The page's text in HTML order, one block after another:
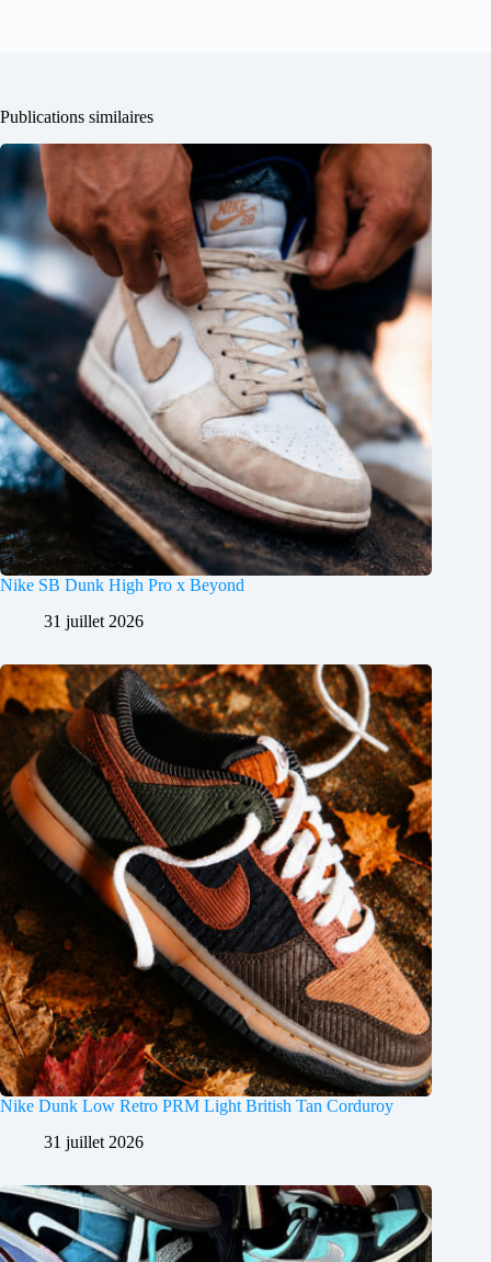
Publications similaires
Nike SB Dunk High Pro x Beyond
31 juillet 2026
Nike Dunk Low Retro PRM Light British Tan Corduroy
31 juillet 2026